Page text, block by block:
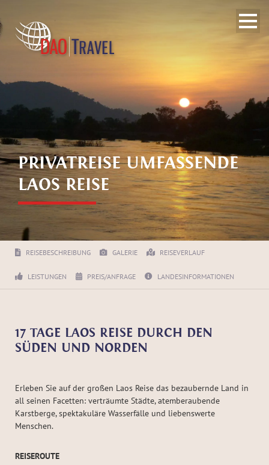
PRIVATREISE UMFASSENDE
LAOS REISE
REISEBESCHREIBUNG GALERIE REISEVERLAUF
LEISTUNGEN PREIS/ANFRAGE LANDESINFORMATIONEN
17 TAGE LAOS REISE DURCH DEN
SÜDEN UND NORDEN
Erleben Sie auf der großen Laos Reise das bezaubernde Land in
all seinen Facetten: verträumte Städte, atemberaubende
Karstberge, spektakuläre Wasserfälle und liebenswerte
Menschen.
REISEROUTE